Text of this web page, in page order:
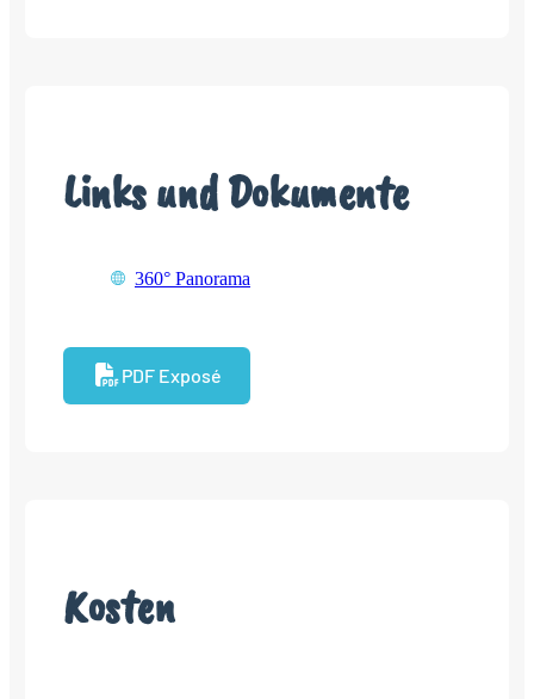
Links und Dokumente
360° Panorama
PDF Exposé
Kosten